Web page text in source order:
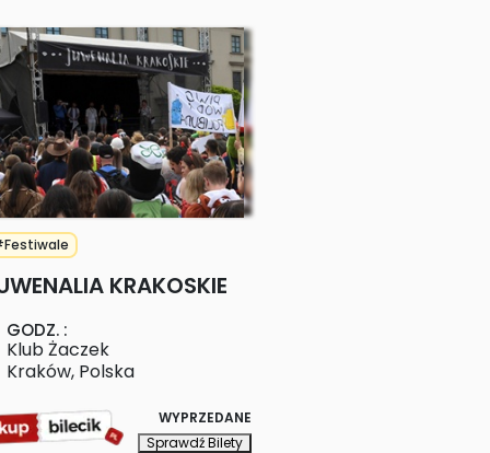
KRAKOSKIE
GODZ. :
Klub Żaczek
Kraków, Polska
WYPRZEDANE
Sprawdź Bilety